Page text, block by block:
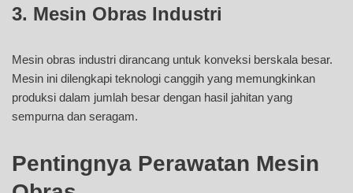
3. Mesin Obras Industri
Mesin obras industri dirancang untuk konveksi berskala besar.
Mesin ini dilengkapi teknologi canggih yang memungkinkan
produksi dalam jumlah besar dengan hasil jahitan yang
sempurna dan seragam.
Pentingnya Perawatan Mesin